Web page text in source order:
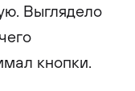
Выглядело
кнопки.